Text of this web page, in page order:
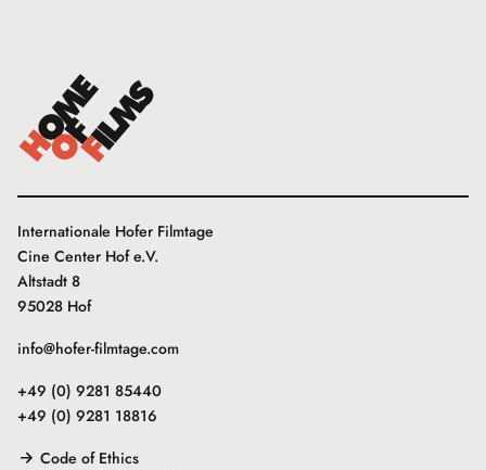
Internationale Hofer Filmtage
Cine Center Hof e.V.
Altstadt 8
95028 Hof
info@hofer-filmtage.com
+49 (0) 9281 85440
+49 (0) 9281 18816
Code of Ethics